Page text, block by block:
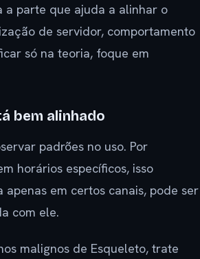
a parte que ajuda a alinhar o
de servidor, comportamento
só na teoria, foque em
bem alinhado
padrões no uso. Por
horários específicos, isso
em certos canais, pode ser
com ele.
malignos de Esqueleto, trate